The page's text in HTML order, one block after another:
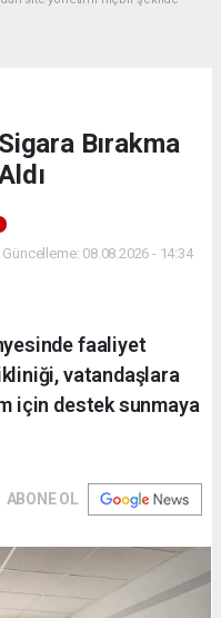
Bırakma
08.08.2026 - 14:34
faaliyet
vatandaşlara
için destek sunmaya
ABONE OL